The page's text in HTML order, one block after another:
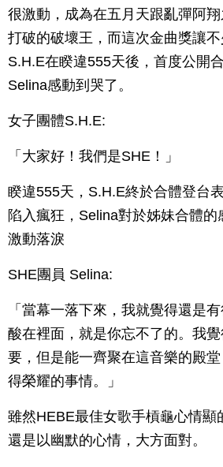
很激動，成為在五月天跟亂彈阿
打破的破壞王，而這次金曲獎讓
S.H.E在睽違555天後，首度公開
Selina感動到哭了。
女子團體S.H.E:
「大家好！我們是SHE！」
睽違555天，S.H.E終於合體登台
陷入瘋狂，Selina對於姊妹合體
激動落淚
SHE團員 Selina:
「當幕一落下來，我就覺得還是
酸在裡面，就是你忘不了的。我
要，但是能一齊聚在這音樂的殿
得榮耀的事情。」
雖然HEBE最佳女歌手槓龜心情顯
還是以幽默的心情，大方面對。